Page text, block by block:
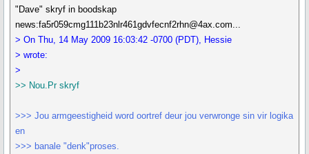
"Dave" skryf in boodskap
news:fa5r059cmg111b23nlr461gdvfecnf2rhn@4ax.com...
> On Thu, 14 May 2009 16:03:42 -0700 (PDT), Hessie
> wrote:
>
>> Nou.Pr skryf
>>> Jou armgeestigheid word oortref deur jou verwronge sin vir logika
en
>>> banale "denk"proses.